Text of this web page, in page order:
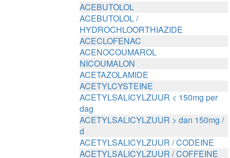
ACEBUTOLOL
ACEBUTOLOL /
HYDROCHLOORTHIAZIDE
ACECLOFENAC
ACENOCOUMAROL
NICOUMALON
ACETAZOLAMIDE
ACETYLCYSTEINE
ACETYLSALICYLZUUR < 150mg per
dag
ACETYLSALICYLZUUR > dan 150mg /
d
ACETYLSALICYLZUUR / CODEINE
ACETYLSALICYLZUUR / COFFEINE